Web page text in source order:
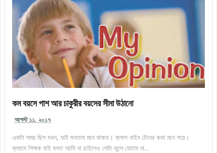
কম বয়সে পাশ আর চাকুরীর বয়সের সীমা উঠানো
আগস্ট ১১, ২০১৭
একটা সময় ছিল যখন, যাই শুনতাম মনে থাকত। ক্লাস নাইন টেনের কথা মনে পরে।
ক্লাসে শিক্ষক যাই বলত আমি না চাইলেও সেটা ভুলে যেতাম না...